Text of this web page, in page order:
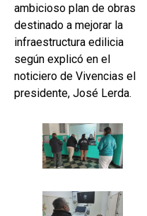
ambicioso plan de obras
destinado a mejorar la
infraestructura edilicia
según explicó en el
noticiero de Vivencias el
presidente, José Lerda.